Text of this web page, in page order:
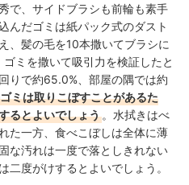
で、サイドブラシも前輪も素手
んだゴミは紙パック式のダスト
、髪の毛を10本撒いてブラシに
ミを撒いて吸引力を検証したと
りで約65.0%、部屋の隅では約
ミは取りこぼすことがあるた
るとよいでしょう 。水拭きはべ
た一方、食べこぼしは全体に薄
な汚れは一度で落としきれない
二度がけするとよいでしょう。